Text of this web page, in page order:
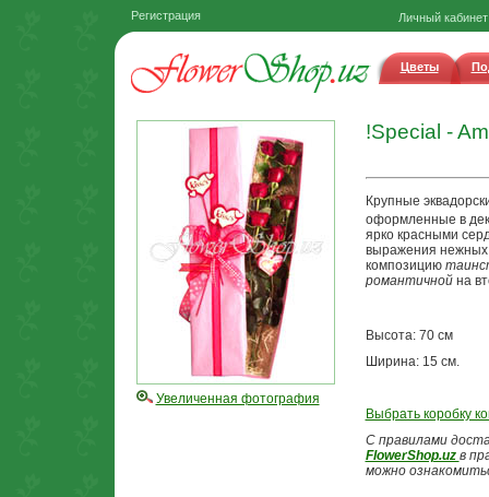
Регистрация Личный кабинет
Цветы
Увеличенная фотография
!Special -
Крупные
оформленные в
ярко красными
выражения нежных
композицию
романтичнойна
Высота: 70 см
Ширина: 15 см.
Выбрать коробку
С правилами
FlowerShop.uz в
можно